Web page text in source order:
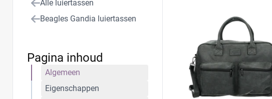
Alle luiertassen
Beagles Gandia luiertassen
Pagina inhoud
Algemeen
Eigenschappen